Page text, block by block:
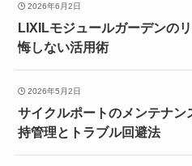
2026年6月2日
LIXILモジュールガーデンの
悔しない活用術
2026年5月2日
サイクルポートのメンテナ
持管理とトラブル回避法